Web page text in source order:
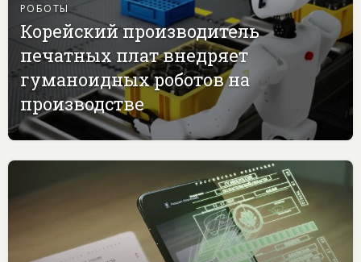
РОБОТЫ
Корейский производитель
печатных плат внедряет
гуманоидных роботов на
производстве